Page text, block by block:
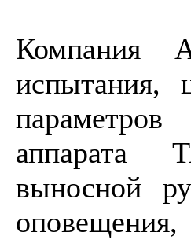
Компания
испытания,
аппарата
выносной